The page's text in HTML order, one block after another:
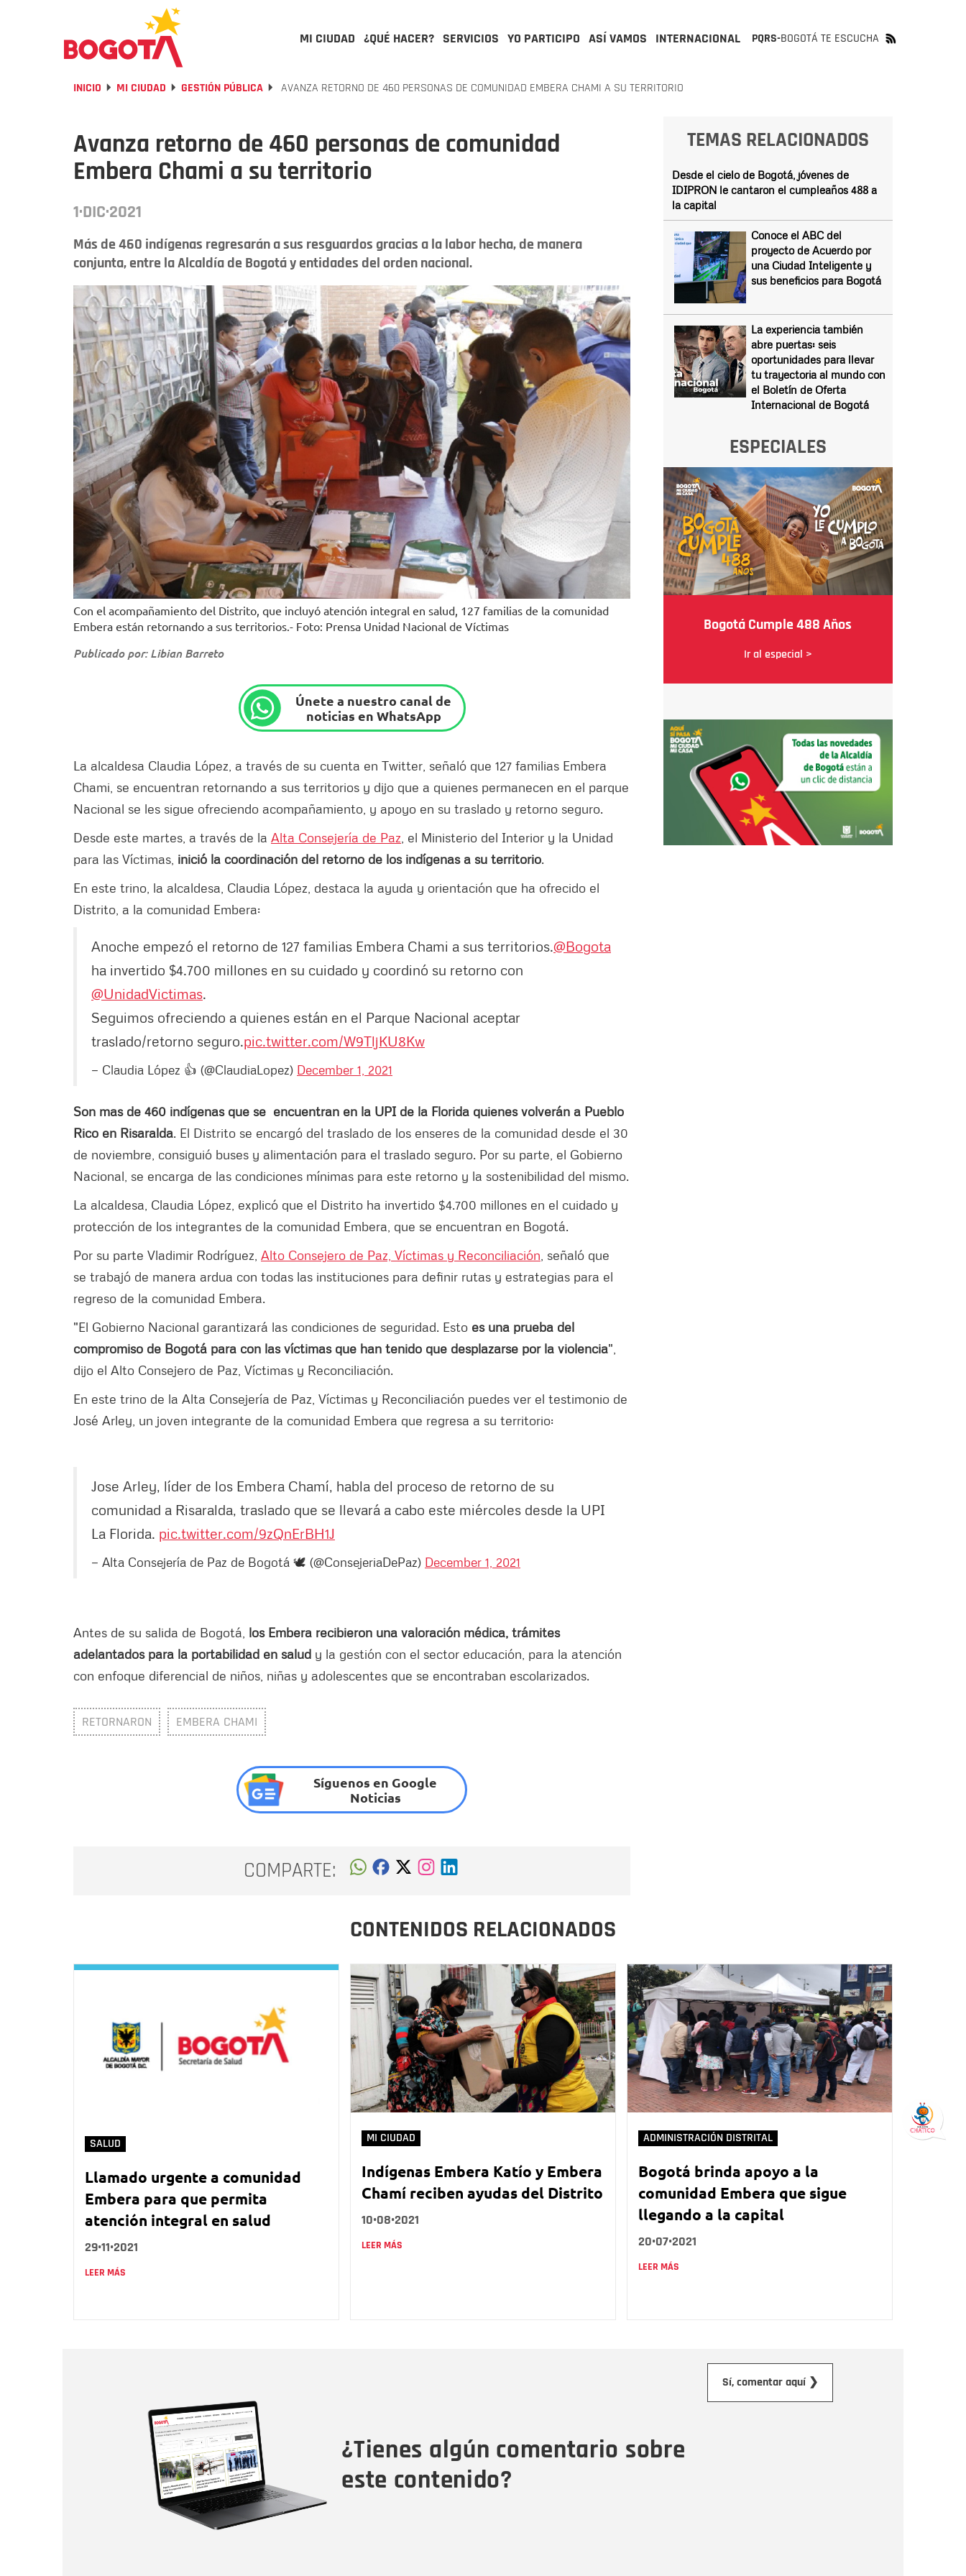
MI CIUDAD ¿QUÉ HACER? SERVICIOS YO PARTICIPO ASÍ VAMOS INTERNACIONAL PQRS-BOGOTÁ TE ESCUCHA
INICIO MI CIUDAD GESTIÓN PÚBLICA AVANZA RETORNO DE 460 PERSONAS DE COMUNIDAD EMBERA CHAMI A SU TERRITORIO
Avanza retorno de 460 personas de comunidad
Embera Chami a su territorio
1·DIC·2021
Más de 460 indígenas regresarán a sus resguardos gracias a la labor hecha, de manera
conjunta, entre la Alcaldía de Bogotá y entidades del orden nacional.
Con el acompañamiento del Distrito, que incluyó atención integral en salud, 127 familias de la comunidad
Embera están retornando a sus territorios.- Foto: Prensa Unidad Nacional de Víctimas
Publicado por: Libian Barreto
Únete a nuestro canal de
noticias en WhatsApp
La alcaldesa Claudia López, a través de su cuenta en Twitter, señaló que 127 familias Embera
Chami, se encuentran retornando a sus territorios y dijo que a quienes permanecen en el parque
Nacional se les sigue ofreciendo acompañamiento, y apoyo en su traslado y retorno seguro.
Desde este martes, a través de la Alta Consejería de Paz , el Ministerio del Interior y la Unidad
para las Víctimas, inició la coordinación del retorno de los indígenas a su territorio.
En este trino, la alcaldesa, Claudia López, destaca la ayuda y orientación que ha ofrecido el
Distrito, a la comunidad Embera:
Anoche empezó el retorno de 127 familias Embera Chami a sus territorios.@Bogota
ha invertido $4.700 millones en su cuidado y coordinó su retorno con
@UnidadVictimas.
Seguimos ofreciendo a quienes están en el Parque Nacional aceptar
traslado/retorno seguro.pic.twitter.com/W9TljKU8Kw
— Claudia López 👍 (@ClaudiaLopez) December 1, 2021
Son mas de 460 indígenas que se encuentran en la UPI de la Florida quienes volverán a Pueblo
Rico en Risaralda. El Distrito se encargó del traslado de los enseres de la comunidad desde el 30
de noviembre, consiguió buses y alimentación para el traslado seguro. Por su parte, el Gobierno
Nacional, se encarga de las condiciones mínimas para este retorno y la sostenibilidad del mismo.
La alcaldesa, Claudia López, explicó que el Distrito ha invertido $4.700 millones en el cuidado y
protección de los integrantes de la comunidad Embera, que se encuentran en Bogotá.
Por su parte Vladimir Rodríguez, Alto Consejero de Paz, Víctimas y Reconciliación , señaló que
se trabajó de manera ardua con todas las instituciones para definir rutas y estrategias para el
regreso de la comunidad Embera.
"El Gobierno Nacional garantizará las condiciones de seguridad. Esto es una prueba del
compromiso de Bogotá para con las víctimas que han tenido que desplazarse por la violencia",
dijo el Alto Consejero de Paz, Víctimas y Reconciliación.
En este trino de la Alta Consejería de Paz, Víctimas y Reconciliación puedes ver el testimonio de
José Arley, un joven integrante de la comunidad Embera que regresa a su territorio:
Jose Arley, líder de los Embera Chamí, habla del proceso de retorno de su
comunidad a Risaralda, traslado que se llevará a cabo este miércoles desde la UPI
La Florida. pic.twitter.com/9zQnErBH1J
— Alta Consejería de Paz de Bogotá 🕊 (@ConsejeriaDePaz) December 1, 2021
Antes de su salida de Bogotá, los Embera recibieron una valoración médica, trámites
adelantados para la portabilidad en salud y la gestión con el sector educación, para la atención
con enfoque diferencial de niños, niñas y adolescentes que se encontraban escolarizados.
RETORNARON EMBERA CHAMI
Síguenos en Google
Noticias
COMPARTE:
TEMAS RELACIONADOS
Desde el cielo de Bogotá, jóvenes de
IDIPRON le cantaron el cumpleaños 488 a
la capital
Conoce el ABC del
proyecto de Acuerdo por
una Ciudad Inteligente y
sus beneficios para Bogotá
La experiencia también
abre puertas: seis
oportunidades para llevar
tu trayectoria al mundo con
el Boletín de Oferta
Internacional de Bogotá
ESPECIALES
Bogotá Cumple 488 Años
Ir al especial >
CONTENIDOS RELACIONADOS
SALUD
Llamado urgente a comunidad
Embera para que permita
atención integral en salud
29•11•2021
LEER MÁS
MI CIUDAD
Indígenas Embera Katío y Embera
Chamí reciben ayudas del Distrito
10•08•2021
LEER MÁS
ADMINISTRACIÓN DISTRITAL
Bogotá brinda apoyo a la
comunidad Embera que sigue
llegando a la capital
20•07•2021
LEER MÁS
¿Tienes algún comentario sobre
este contenido?
Sí, comentar aquí ❯